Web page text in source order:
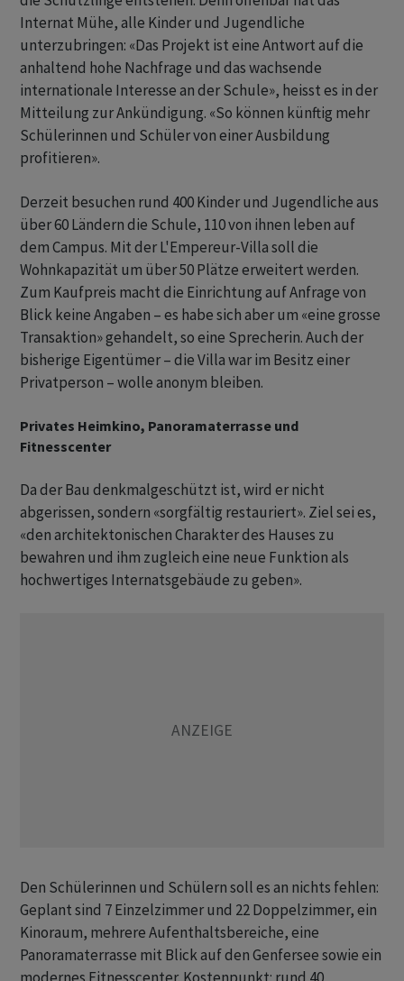
Internat Mühe, alle Kinder und Jugendliche
unterzubringen: «Das Projekt ist eine Antwort auf die
anhaltend hohe Nachfrage und das wachsende
internationale Interesse an der Schule», heisst es in der
Mitteilung zur Ankündigung. «So können künftig mehr
Schülerinnen und Schüler von einer Ausbildung
profitieren».
Derzeit besuchen rund 400 Kinder und Jugendliche aus
über 60 Ländern die Schule, 110 von ihnen leben auf
dem Campus. Mit der L'Empereur-Villa soll die
Wohnkapazität um über 50 Plätze erweitert werden.
Zum Kaufpreis macht die Einrichtung auf Anfrage von
Blick keine Angaben – es habe sich aber um «eine grosse
Transaktion» gehandelt, so eine Sprecherin. Auch der
bisherige Eigentümer – die Villa war im Besitz einer
Privatperson – wolle anonym bleiben.
Privates Heimkino, Panoramaterrasse und
Fitnesscenter
Da der Bau denkmalgeschützt ist, wird er nicht
abgerissen, sondern «sorgfältig restauriert». Ziel sei es,
«den architektonischen Charakter des Hauses zu
bewahren und ihm zugleich eine neue Funktion als
hochwertiges Internatsgebäude zu geben».
Den Schülerinnen und Schülern soll es an nichts fehlen:
Geplant sind 7 Einzelzimmer und 22 Doppelzimmer, ein
Kinoraum, mehrere Aufenthaltsbereiche, eine
Panoramaterrasse mit Blick auf den Genfersee sowie ein